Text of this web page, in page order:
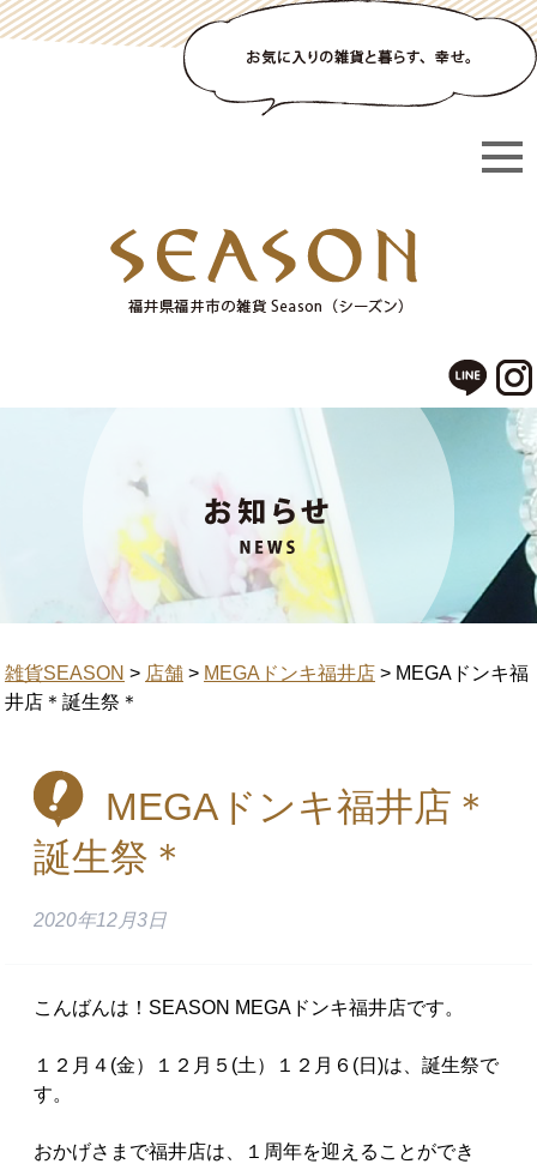
雑貨SEASON > 店舗 > MEGAドンキ福井店 > MEGAドンキ福
井店＊誕生祭＊
MEGAドンキ福井店＊
誕生祭＊
2020年12月3日
こんばんは！SEASON MEGAドンキ福井店です。
１２月４(金）１２月５(土）１２月６(日)は、誕生祭で
す。
おかげさまで福井店は、１周年を迎えることができ